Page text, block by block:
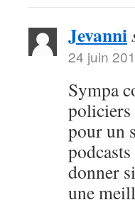
Jevanni
24 juin
Sympa
policiers
pour un
donner
une